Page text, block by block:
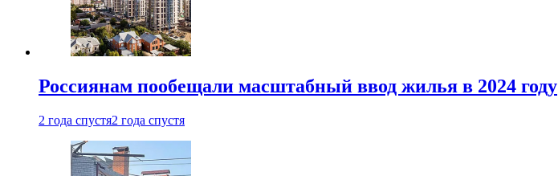
Россиянам пообещали масштабный ввод жилья в 2024 году
2 года спустя2 года спустя